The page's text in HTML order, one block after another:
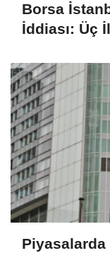
Borsa
İddiası: Üç
Piyasalarda